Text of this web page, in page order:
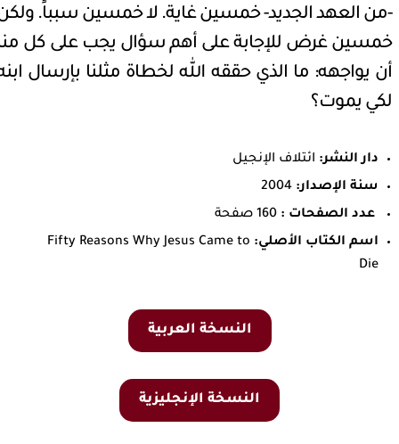
-من العهد الجديد- خمسين غاية. لا خمسين سبباً.
خمسين غرض للإجابة على أهم سؤال يجب على كل
أن يواجهه: ما الذي حققه الله لخطاة مثلنا بإرسال
لكي يموت؟
دار النشر: ائتلاف الإنجيل
سنة الإصدار: 2004
عدد الصفحات : 160 صفحة
اسم الكتاب الأصلي: Fifty Reasons Why Jesus Came to
Die
النسخة العربية
النسخة الإنجليزية